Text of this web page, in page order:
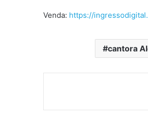
Venda: https://
cantora